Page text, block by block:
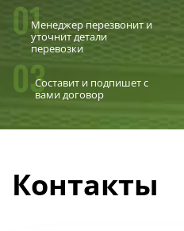
01Менеджер перезвонит и
уточнит детали
перевозки
03Составит и подпишет с
вами договор
Контакты